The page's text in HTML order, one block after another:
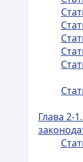
Глава 2-